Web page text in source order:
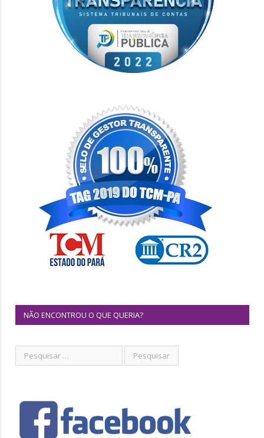
NÃO ENCONTROU O QUE QUERIA?